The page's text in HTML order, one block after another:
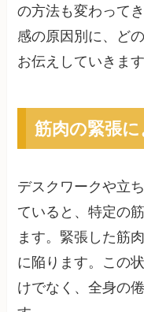
の方法も変わって
感の原因別に、ど
お伝えしていきます
筋肉の緊張
デスクワークや立
ていると、特定の
ます。緊張した筋
に陥ります。この
けでなく、全身の